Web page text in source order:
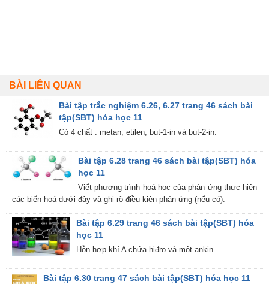
BÀI LIÊN QUAN
Bài tập trắc nghiệm 6.26, 6.27 trang 46 sách bài
tập(SBT) hóa học 11
Có 4 chất : metan, etilen, but-1-in và but-2-in.
Bài tập 6.28 trang 46 sách bài tập(SBT) hóa
học 11
Viết phương trình hoá học của phản ứng thực hiện
các biến hoá dưới đây và ghi rõ điều kiện phản ứng (nếu có).
Bài tập 6.29 trang 46 sách bài tập(SBT) hóa
học 11
Hỗn hợp khí A chứa hiđro và một ankin
Bài tập 6.30 trang 47 sách bài tập(SBT) hóa học 11